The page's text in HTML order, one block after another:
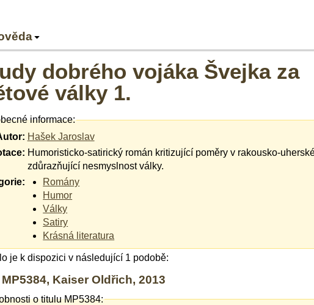
dobrého vojáka Švejka za
války 1.
informace:
Hašek Jaroslav
Humoristicko-satirický román kritizující poměry v rakousko-
zdůrazňující nesmyslnost války.
Romány
Humor
Války
Satiry
Krásná literatura
je k dispozici v následující 1 podobě:
MP5384, Kaiser Oldřich, 2013
o titulu MP5384: